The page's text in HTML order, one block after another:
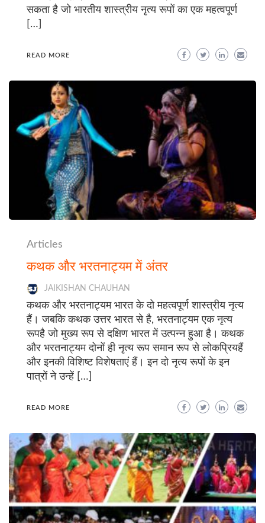
सकता है जो भारतीय शास्त्रीय नृत्य रूपों का एक महत्वपूर्ण
[…]
READ MORE
Articles
कथक और भरतनाट्यम में अंतर
JAIKISHAN CHAUHAN
कथक और भरतनाट्यम भारत के दो महत्वपूर्ण शास्त्रीय नृत्य
हैं। जबकि कथक उत्तर भारत से है, भरतनाट्यम एक नृत्य
रूपहै जो मुख्य रूप से दक्षिण भारत में उत्पन्न हुआ है। कथक
और भरतनाट्यम दोनों ही नृत्य रूप समान रूप से लोकप्रियहैं
और इनकी विशिष्ट विशेषताएं हैं। इन दो नृत्य रूपों के इन
पात्रों ने उन्हें […]
READ MORE